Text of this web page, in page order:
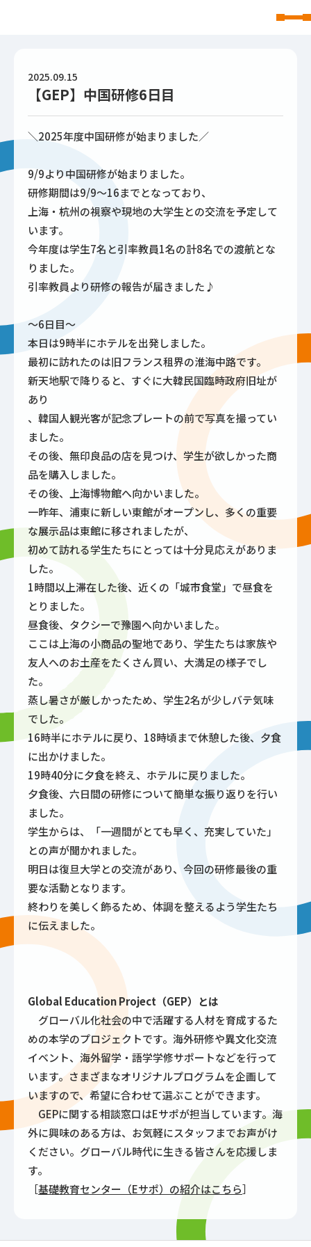
2025.09.15
【GEP】中国研修6日目
＼2025年度中国研修が始まりました／
9/9より中国研修が始まりました。
研修期間は9/9～16までとなっており、
上海・杭州の視察や現地の大学生との交流を予定して
います。
今年度は学生7名と引率教員1名の計8名での渡航とな
りました。
引率教員より研修の報告が届きました♪
～6日目～
本日は9時半にホテルを出発しました。
最初に訪れたのは旧フランス租界の淮海中路です。
新天地駅で降りると、すぐに大韓民国臨時政府旧址が
あり
、韓国人観光客が記念プレートの前で写真を撮ってい
ました。
その後、無印良品の店を見つけ、学生が欲しかった商
品を購入しました。
その後、上海博物館へ向かいました。
一昨年、浦東に新しい東館がオープンし、多くの重要
な展示品は東館に移されましたが、
初めて訪れる学生たちにとっては十分見応えがありま
した。
1時間以上滞在した後、近くの「城市食堂」で昼食を
とりました。
昼食後、タクシーで豫園へ向かいました。
ここは上海の小商品の聖地であり、学生たちは家族や
友人へのお土産をたくさん買い、大満足の様子でし
た。
蒸し暑さが厳しかったため、学生2名が少しバテ気味
でした。
16時半にホテルに戻り、18時頃まで休憩した後、夕食
に出かけました。
19時40分に夕食を終え、ホテルに戻りました。
夕食後、六日間の研修について簡単な振り返りを行い
ました。
学生からは、「一週間がとても早く、充実していた」
との声が聞かれました。
明日は復旦大学との交流があり、今回の研修最後の重
要な活動となります。
終わりを美しく飾るため、体調を整えるよう学生たち
に伝えました。
Global Education Project（GEP）とは
グローバル化社会の中で活躍する人材を育成するた
めの本学のプロジェクトです。海外研修や異文化交流
イベント、海外留学・語学学修サポートなどを行って
います。さまざまなオリジナルプログラムを企画して
いますので、希望に合わせて選ぶことができます。
GEPに関する相談窓口はEサポが担当しています。海
外に興味のある方は、お気軽にスタッフまでお声がけ
ください。グローバル時代に生きる皆さんを応援しま
す。
［基礎教育センター（Eサポ）の紹介はこちら］